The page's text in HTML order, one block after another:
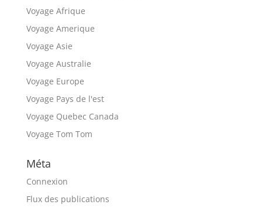
Voyage Afrique
Voyage Amerique
Voyage Asie
Voyage Australie
Voyage Europe
Voyage Pays de l'est
Voyage Quebec Canada
Voyage Tom Tom
Méta
Connexion
Flux des publications